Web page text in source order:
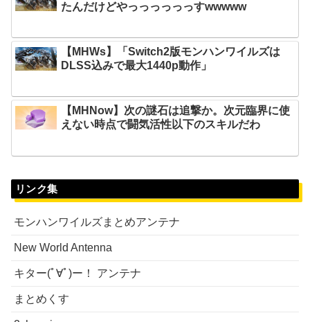
たんだけどやっっっっっっすwwwww
【MHWs】「Switch2版モンハンワイルズは
DLSS込みで最大1440p動作」
【MHNow】次の謎石は追撃か。次元臨界に使
えない時点で闘気活性以下のスキルだわ
リンク集
モンハンワイルズまとめアンテナ
New World Antenna
キター(ﾟ∀ﾟ)ー！ アンテナ
まとめくす